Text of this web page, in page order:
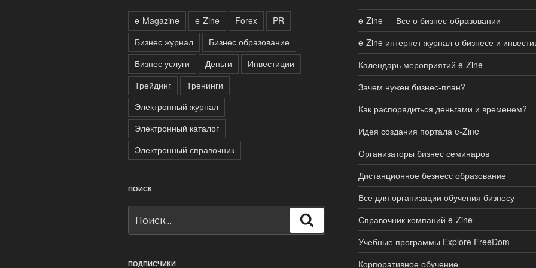
e-Magazine e-Zine Forex
PR
Бизнес журнал
Бизнес образование
Бизнес услуги
Деньги
Инвестиции
Трейдинг
Тренинги
Электронный журнал
Электронный каталог
Электронный справочник
ПОИСК
ПОДПИСЧИКИ
e-Zine — Все о бизнес-образовании
e-Zine интернет журнал о бизнесе и
Календарь мероприятий e-Zine
Зачем нужен бизнес-план?
Как распорядиться деньгами и временем?
Идея создания портала e-Zine
Организаторы бизнес семинаров
Дистанционное безнесс образование
Все для организации обучения бизнесу
Справочник компаний e-Zine
Учебные программы Explore FreeDom
Корпоративное обучение